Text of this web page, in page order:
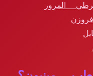
المرور